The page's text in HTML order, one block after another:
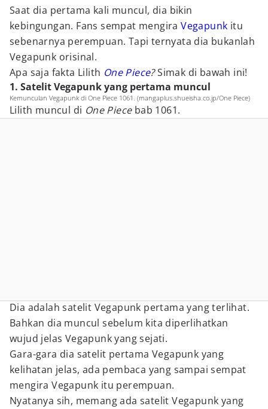
Saat dia pertama kali muncul, dia bikin
kebingungan. Fans sempat mengiraVegapunk itu
sebenarnya perempuan. Tapi ternyata dia bukanlah
Vegapunk orisinal.
Apa saja fakta Lilith One Piece?Simak di bawah ini!
1. Satelit Vegapunk yang pertama muncul
Kemunculan Vegapunk di One Piece 1061. (mangaplus.shueisha.co.jp/One Piece)
Lilith muncul di One Piece bab 1061.
Dia adalah satelit Vegapunk pertama yang terlihat.
Bahkan dia muncul sebelum kita diperlihatkan
wujud jelas Vegapunk yang sejati.
Gara-gara dia satelit pertama Vegapunk yang
kelihatan jelas, ada pembaca yang sampai sempat
mengira Vegapunk itu perempuan.
Nyatanya sih, memang ada satelit Vegapunk yang